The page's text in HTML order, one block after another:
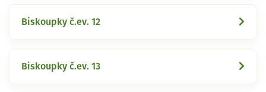
Biskoupky č.ev. 12
Biskoupky č.ev. 13